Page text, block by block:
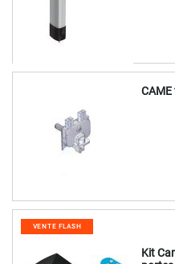
681,47 €
567,89 €
CAME
VENTE FLASH
Kit